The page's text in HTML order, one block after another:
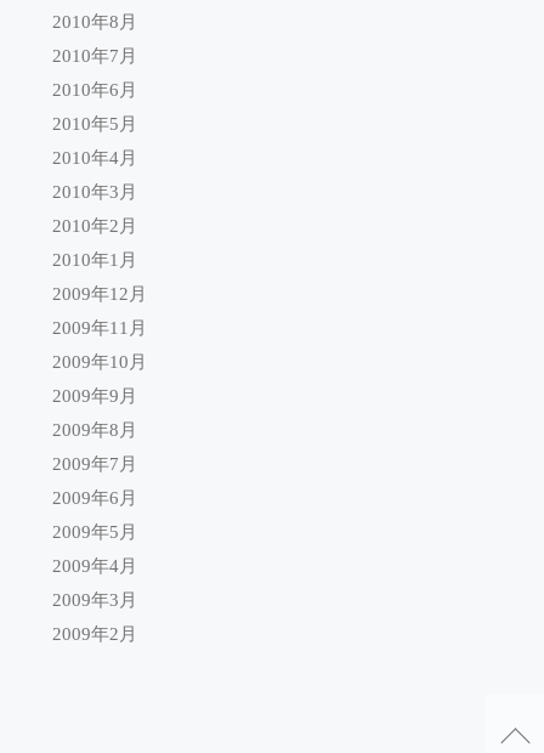
2010年8月
2010年7月
2010年6月
2010年5月
2010年4月
2010年3月
2010年2月
2010年1月
2009年12月
2009年11月
2009年10月
2009年9月
2009年8月
2009年7月
2009年6月
2009年5月
2009年4月
2009年3月
2009年2月